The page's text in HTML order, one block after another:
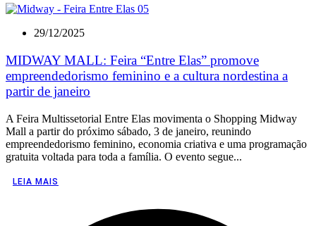
29/12/2025
MIDWAY MALL: Feira “Entre Elas” promove
empreendedorismo feminino e a cultura nordestina a
partir de janeiro
A Feira Multissetorial Entre Elas movimenta o Shopping Midway
Mall a partir do próximo sábado, 3 de janeiro, reunindo
empreendedorismo feminino, economia criativa e uma programação
gratuita voltada para toda a família. O evento segue...
LEIA MAIS